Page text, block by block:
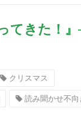
てきた！
クリスマス
読み聞かせ不向